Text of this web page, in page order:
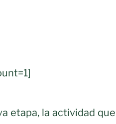
etapa, la actividad que